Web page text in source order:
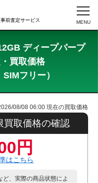
前査定サービス
ディープパープ
買取価格
フリー）
08/08 06:00 現在の買取価格
買取価格の確認
円
はこちら
ど、実際の商品状態によ